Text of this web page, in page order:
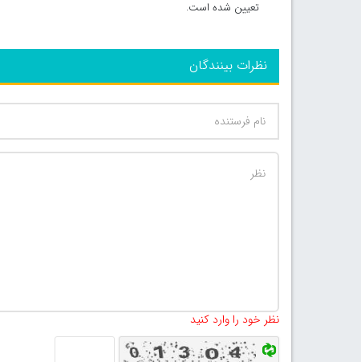
تعیین شده است.
نظرات بینندگان
نظر خود را وارد کنید